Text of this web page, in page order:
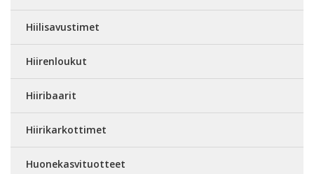
Hiilisavustimet
Hiirenloukut
Hiiribaarit
Hiirikarkottimet
Huonekasvituotteet